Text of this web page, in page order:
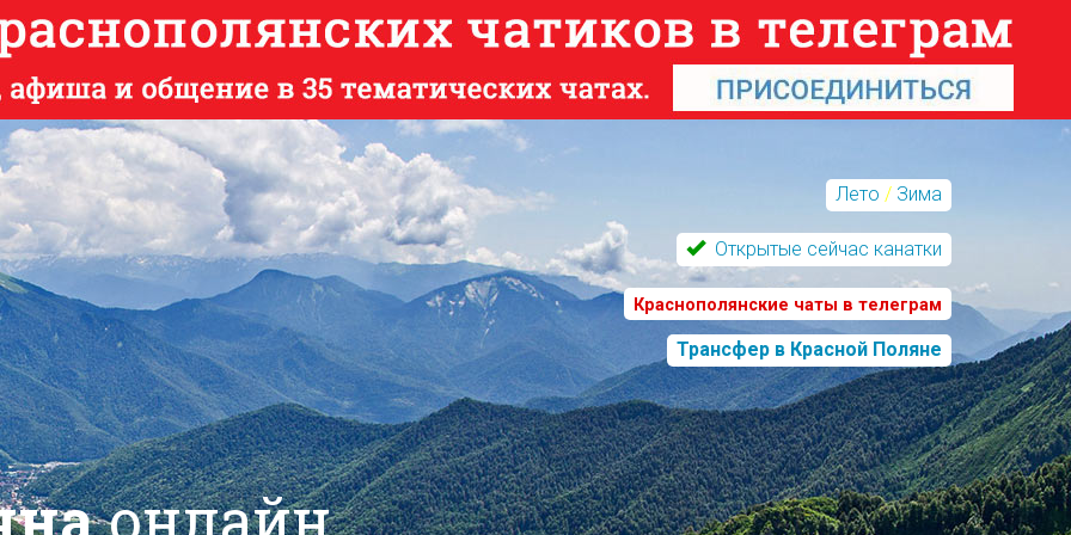
Лето / Зима
Открытые сейчас канатки
Краснополянские чаты в телеграм
Трансфер в Красной Поляне